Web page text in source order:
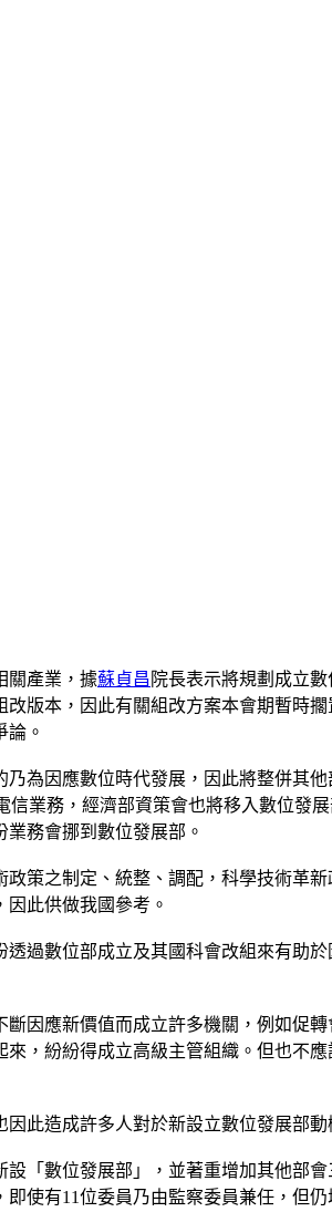
關產業，據蘇貞昌 院長表示將規劃成立
改版本，因此有關組改方案本會期暫時
論。
為因應數位時代發展，因此將整併其
業務，經濟部資策會也將移入數位發
務會挪到數位發展部。
策之制定、統整、調配，科學技術革
此供做我國參考。
過數位部成立及其國科會改組來有助
因應新價值而成立許多機關，例如促
，紛紛得成立高級主管組織。但也不
此造成許多人對於新設立數位發展部
「數位發展部」，並著重增加其他部
使有11位委員乃由監察委員兼任，但